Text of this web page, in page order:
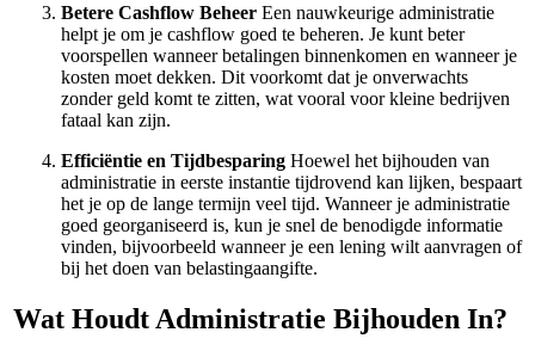
Betere Cashflow Beheer Een nauwkeurige administratie
helpt je om je cashflow goed te beheren. Je kunt beter
voorspellen wanneer betalingen binnenkomen en wanneer je
kosten moet dekken. Dit voorkomt dat je onverwachts
zonder geld komt te zitten, wat vooral voor kleine bedrijven
fataal kan zijn.
Efficiëntie en Tijdbesparing Hoewel het bijhouden van
administratie in eerste instantie tijdrovend kan lijken, bespaart
het je op de lange termijn veel tijd. Wanneer je administratie
goed georganiseerd is, kun je snel de benodigde informatie
vinden, bijvoorbeeld wanneer je een lening wilt aanvragen of
bij het doen van belastingaangifte.
Wat Houdt Administratie Bijhouden In?